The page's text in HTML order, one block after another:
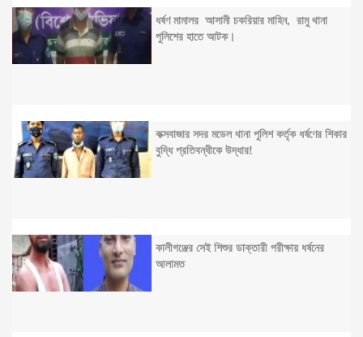
ধর্ষণ মামালর আসামী চকরিয়ার মাহিন, রামু থানা
পুলিশের হাতে আটক।
কক্সবাজার সদর মডেল থানা পুলিশ কর্তৃক ধর্ষণের শিকার
বুদ্ধি প্রতিবন্ধীকে উদ্ধার!
কালীগঞ্জের সেই শিশুর ডাক্তারী পরীক্ষায় ধর্ষনের
আলামত